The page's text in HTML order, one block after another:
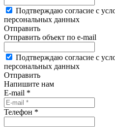
Подтверждаю согласие с
персональных данных
Отправить
Отправить объект по e-mail
Подтверждаю согласие с
персональных данных
Отправить
Напишите нам
E-mail *
Телефон *